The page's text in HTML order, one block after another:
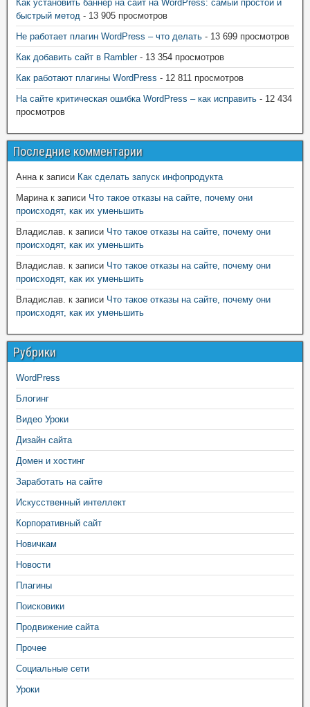
Как установить баннер на сайт на WordPress: самый простой и
быстрый метод - 13 905 просмотров
Не работает плагин WordPress – что делать - 13 699 просмотров
Как добавить сайт в Rambler- 13 354 просмотров
Как работают плагины WordPress - 12 811 просмотров
На сайте критическая ошибка WordPress – как исправить - 12 434
просмотров
Последние комментарии
Аннак записи Как сделать запуск инфопродукта
Маринак записи Что такое отказы на сайте, почему они
происходят, как их уменьшить
Владислав. к записи Что такое отказы на сайте, почему они
происходят, как их уменьшить
Владислав. к записи Что такое отказы на сайте, почему они
происходят, как их уменьшить
Владислав. к записи Что такое отказы на сайте, почему они
происходят, как их уменьшить
Рубрики
WordPress
Блогинг
Видео Уроки
Дизайн сайта
Домен и хостинг
Заработать на сайте
Искусственный интеллект
Корпоративный сайт
Новичкам
Новости
Плагины
Поисковики
Продвижение сайта
Прочее
Социальные сети
Уроки